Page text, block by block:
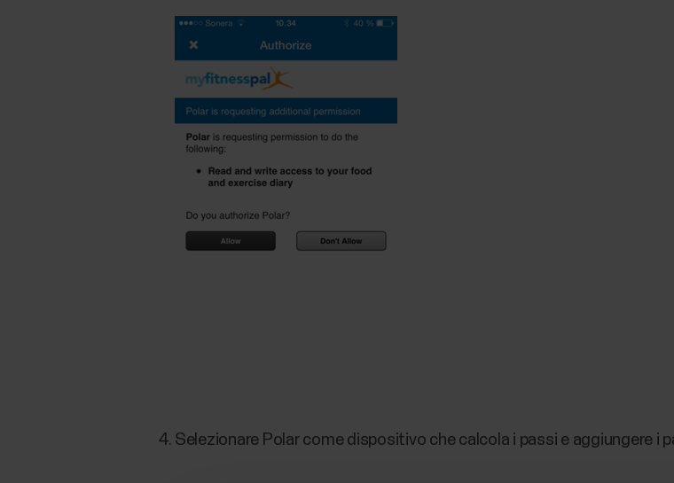
Selezionare Polar come dispositivo che calcola i passi e aggiungere i